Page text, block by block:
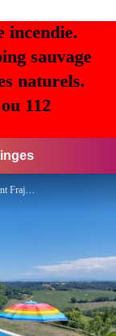
incendie.
sauvage
naturels.
112
Gite le Magnolia - Cap de Coste - PiscineSaint Frajou - Comminges Pyrénées - TESSON